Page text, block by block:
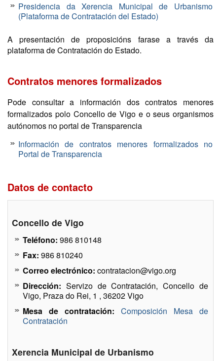
Presidencia da Xerencia Municipal de Urbanismo
(Plataforma de Contratación del Estado)
A presentación de proposicións farase a través da
plataforma de Contratación do Estado.
Contratos menores formalizados
Pode consultar a información dos contratos menores
formalizados polo Concello de Vigo e o seus organismos
autónomos no portal de Transparencia
Información de contratos menores formalizados no
Portal de Transparencia
Datos de contacto
Concello de Vigo
Teléfono: 986 810148
Fax: 986 810240
Correo electrónico: contratacion@vigo.org
Dirección: Servizo de Contratación, Concello de
Vigo, Praza do Rei, 1 , 36202 Vigo
Mesa de contratación:
Composición Mesa de
Contratación
Xerencia Municipal de Urbanismo